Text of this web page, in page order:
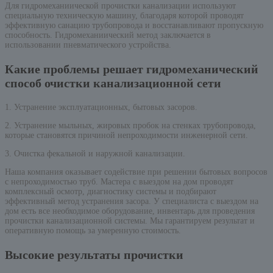
Для гидромеханиической прочистки канализации используют
специальную техническую машину, благодаря которой проводят
эффективную санацию трубопровода и восстанавливают пропускную
способность. Гидромеханиический метод заключается в
использовании пневматического устройства.
Какие проблемы решает гидромеханический
способ очистки канализационной сети
1. Устранение эксплуатационных, бытовых засоров.
2. Устранение мыльных, жировых пробок на стенках трубопровода,
которые становятся причиной непроходимости инженерной сети.
3. Очистка фекальной и наружной канализации.
Наша компания оказывает содействие при решении бытовых вопросов
с непроходимостью труб. Мастера с выездом на дом проводят
комплексный осмотр, диагностику системы и подбирают
эффективный метод устранения засора. У специалиста с выездом на
дом есть все необходимое оборудование, инвентарь для проведения
прочистки канализационной системы. Мы гарантируем результат и
оперативную помощь за умеренную стоимость.
Высокие результаты прочистки